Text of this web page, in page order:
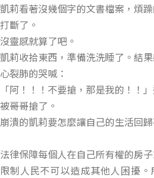
凱莉看著沒幾個字的文書檔案，煩
打斷了。
沒靈感就算了吧。
凱莉收拾東西，準備洗洗睡了。結
心裂肺的哭喊：
「阿！！！不要搶，那是我的！！
被哥哥搶了。
崩潰的凱莉要怎麼讓自己的生活回
法律保障每個人在自己所有權的房
限制人民不可以造成其他人困擾